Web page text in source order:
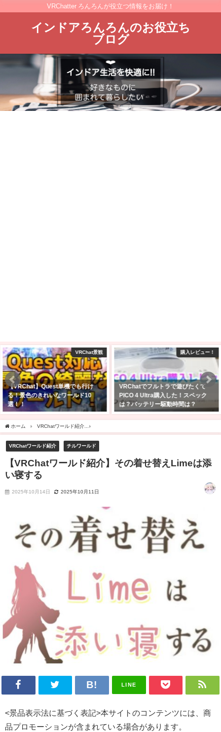
VRChatter ろんろんが役立つ情報をお届け！
インドアろんろんのお役立ち
ブログ
購入レビュー！
VRChatでフルトラで遊びたくて
PICO 4 Ultra購入した！スペック
は？バッテリー駆動時間は？
VRChat ワールド制作
【Unity2022】VRChatにワールド
をアップロード！入れたアセット
とその設定方法【Still Blue】
ホーム VRChatワールド紹介
VRChatワールド紹介 チルワールド
【VRChatワールド紹介】その着せ替えLimeは添
い寝する
2025年10月14日 2025年10月11日
LINE
<景品表示法に基づく表記>本サイトのコンテンツには、商
品プロモーションが含まれている場合があります。